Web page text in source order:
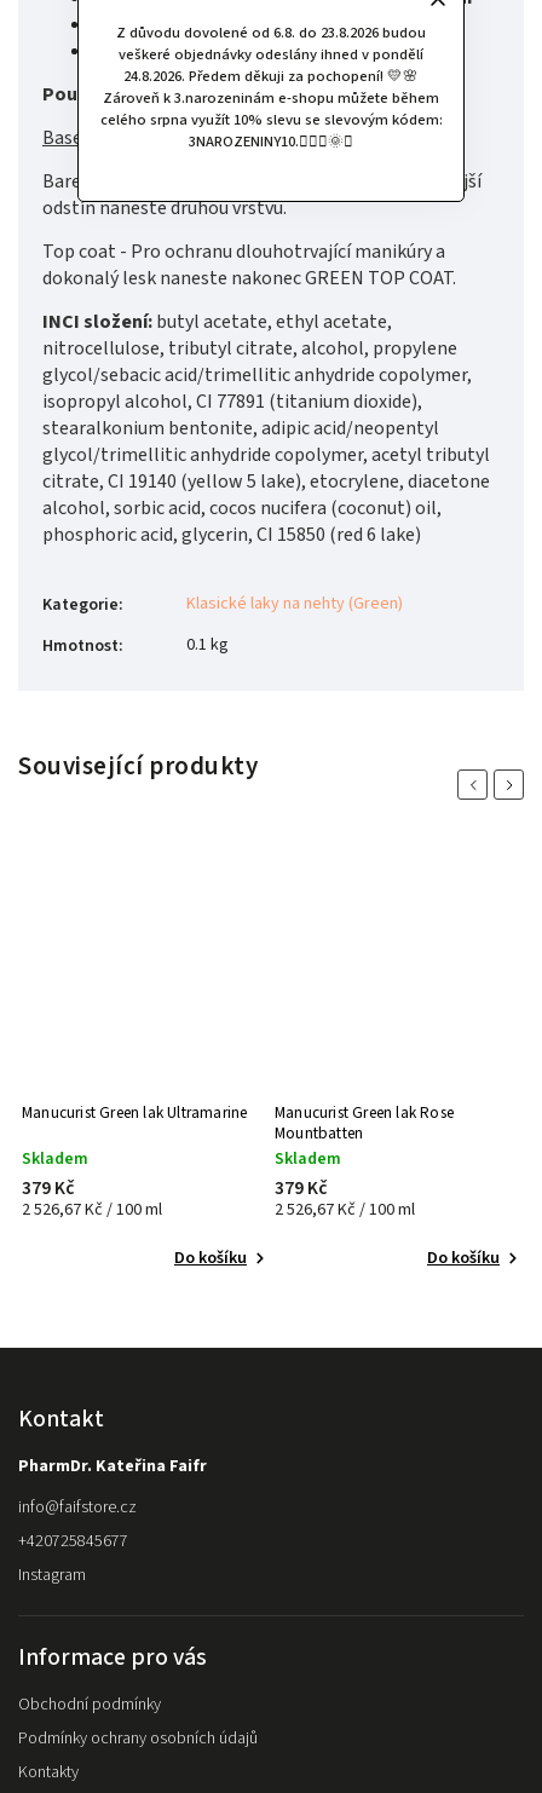
Z důvodu dovolené od 6.8. do 23.8.2026 budou
veškeré objednávky odeslány ihned v pondělí
24.8.2026. Předem děkuji za pochopení! 💛🌸
Zároveň k 3.narozeninám e-shopu můžete během
celého srpna využít 10% slevu se slevovým kódem:
3NAROZENINY10.🧚🏻‍♀️🌞✨
unikátní složení
vyrobeno ve Francii s láskou k naší planetě
Použití:
Base Coat
- naneste na nehty GREEN BASE COAT.
Barevný lak - naneste GREEN lak na nehty. Pro sytější
odstín naneste druhou vrstvu.
Top coat - Pro ochranu dlouhotrvající manikúry a
dokonalý lesk naneste nakonec GREEN TOP COAT.
INCI složení:butyl acetate, ethyl acetate,
nitrocellulose, tributyl citrate, alcohol, propylene
glycol/sebacic acid/trimellitic anhydride copolymer,
isopropyl alcohol, CI 77891 (titanium dioxide),
stearalkonium bentonite, adipic acid/neopentyl
glycol/trimellitic anhydride copolymer, acetyl tributyl
citrate, CI 19140 (yellow 5 lake), etocrylene, diacetone
alcohol, sorbic acid, cocos nucifera (coconut) oil,
phosphoric acid, glycerin, CI 15850 (red 6 lake)
Kategorie:
Klasické laky na nehty (Green)
Hmotnost: 0.1 kg
Související produkty
Previous
Manucurist Green lak Ultramarine
Skladem
379 Kč
2 526,67 Kč / 100 ml
Do košíku
Manucurist Green lak Rose
Mountbatten
Skladem
379 Kč
2 526,67 Kč / 100 ml
Do košíku
Next
Kontakt
PharmDr. Kateřina Faifr
info@faifstore.cz
+420725845677
Instagram
Informace pro vás
Obchodní podmínky
Podmínky ochrany osobních údajů
Kontakty